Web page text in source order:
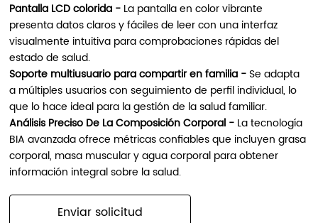
Pantalla LCD colorida - La pantalla en color vibrante
presenta datos claros y fáciles de leer con una interfaz
visualmente intuitiva para comprobaciones rápidas del
estado de salud.
Soporte multiusuario para compartir en familia -Se adapta
a múltiples usuarios con seguimiento de perfil individual, lo
que lo hace ideal para la gestión de la salud familiar.
Análisis Preciso De La Composición Corporal - La tecnología
BIA avanzada ofrece métricas confiables que incluyen grasa
corporal, masa muscular y agua corporal para obtener
información integral sobre la salud.
Enviar solicitud